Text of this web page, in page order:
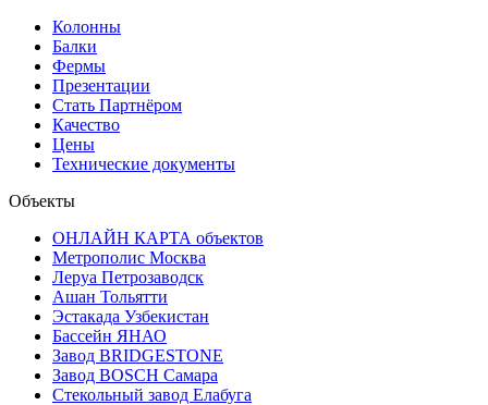
Колонны
Балки
Фермы
Презентации
Стать Партнёром
Качество
Цены
Технические документы
Объекты
ОНЛАЙН КАРТА объектов
Метрополис Москва
Леруа Петрозаводск
Ашан Тольятти
Эстакада Узбекистан
Бассейн ЯНАО
Завод BRIDGESTONE
Завод BOSCH Самара
Стекольный завод Елабуга